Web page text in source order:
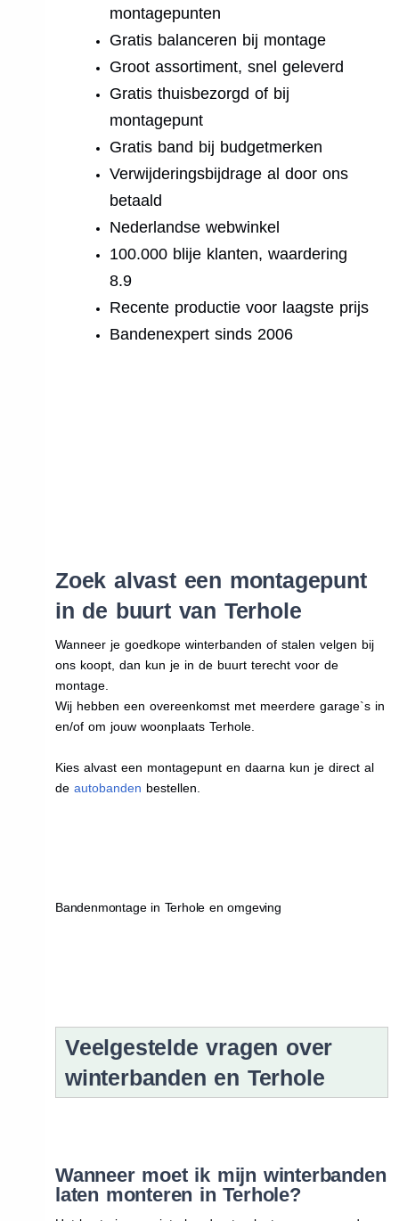
montagepunten
Gratis balanceren bij montage
Groot assortiment, snel geleverd
Gratis thuisbezorgd of bij
montagepunt
Gratis band bij budgetmerken
Verwijderingsbijdrage al door ons
betaald
Nederlandse webwinkel
100.000 blije klanten, waardering
8.9
Recente productie voor laagste prijs
Bandenexpert sinds 2006
Zoek alvast een montagepunt
in de buurt van Terhole
Wanneer je goedkope winterbanden of stalen velgen bij
ons koopt, dan kun je in de buurt terecht voor de
montage.
Wij hebben een overeenkomst met meerdere garage`s in
en/of om jouw woonplaats Terhole.
Kies alvast een montagepunt en daarna kun je direct al
de autobanden bestellen.
Bandenmontage in Terhole en omgeving
Veelgestelde vragen over
winterbanden en Terhole
Wanneer moet ik mijn winterbanden
laten monteren in Terhole?